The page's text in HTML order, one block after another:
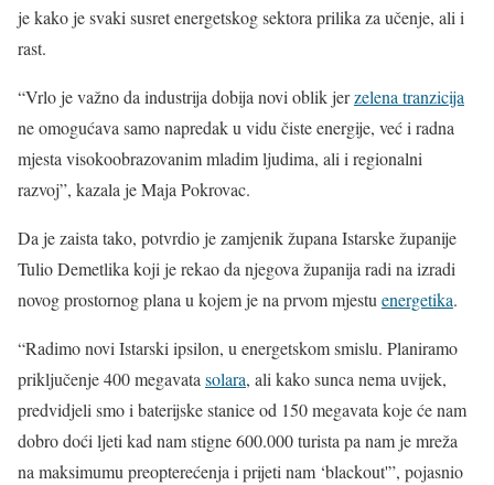
je kako je svaki susret energetskog sektora prilika za učenje, ali i
rast.
“Vrlo je važno da industrija dobija novi oblik jerzelena tranzicija
ne omogućava samo napredak u vidu čiste energije, već i radna
mjesta visokoobrazovanim mladim ljudima, ali i regionalni
razvoj”, kazala je Maja Pokrovac.
Da je zaista tako, potvrdio je zamjenik župana Istarske županije
Tulio Demetlika koji je rekao da njegova županija radi na izradi
novog prostornog plana u kojem je na prvom mjestuenergetika.
“Radimo novi Istarski ipsilon, u energetskom smislu. Planiramo
priključenje 400 megavatasolara, ali kako sunca nema uvijek,
predvidjeli smo i baterijske stanice od 150 megavata koje će nam
dobro doći ljeti kad nam stigne 600.000 turista pa nam je mreža
na maksimumu preopterećenja i prijeti nam ‘blackout'”, pojasnio